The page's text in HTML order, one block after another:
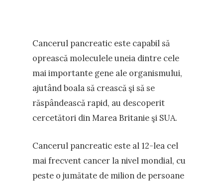
Cancerul pancreatic este capabil să
oprească moleculele uneia dintre cele
mai importante gene ale organismului,
ajutând boala să crească şi să se
răspândească rapid, au descoperit
cercetători din Marea Britanie şi SUA.
Cancerul pancreatic este al 12-lea cel
mai frecvent cancer la nivel mondial, cu
peste o jumătate de milion de persoane